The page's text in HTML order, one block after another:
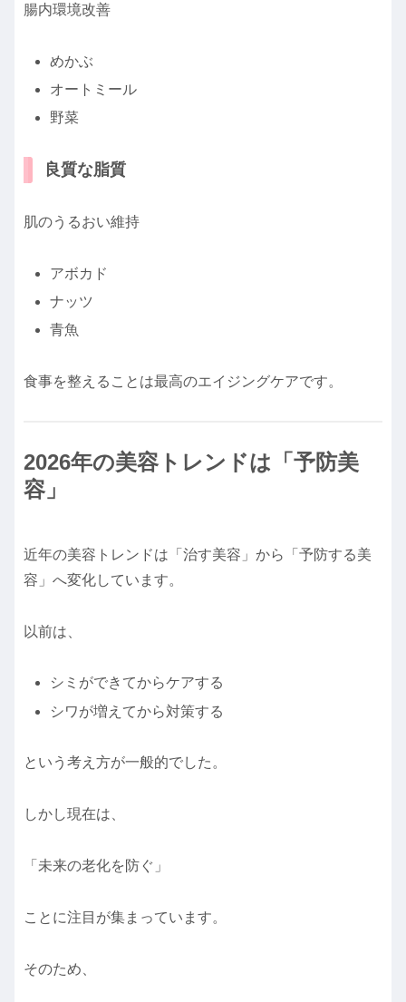
腸内環境改善
めかぶ
オートミール
野菜
良質な脂質
肌のうるおい維持
アボカド
ナッツ
青魚
食事を整えることは最高のエイジングケアです。
2026年の美容トレンドは「予防美
容」
近年の美容トレンドは「治す美容」から「予防する美
容」へ変化しています。
以前は、
シミができてからケアする
シワが増えてから対策する
という考え方が一般的でした。
しかし現在は、
「未来の老化を防ぐ」
ことに注目が集まっています。
そのため、